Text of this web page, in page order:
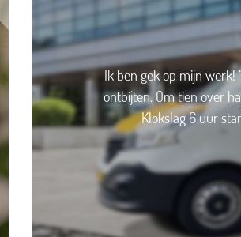
Ik ben gek op mijn werk!
ontbijten. Om tien over
Klokslag 6 uur